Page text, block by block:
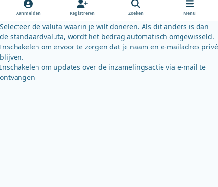
k
y
Aanmelden Registreren Zoeken Menu
Selecteer de valuta waarin je wilt doneren. Als dit anders is dan
de standaardvaluta, wordt het bedrag automatisch omgewisseld.
Inschakelen om ervoor te zorgen dat je naam en e-mailadres privé
blijven.
Inschakelen om updates over de inzamelingsactie via e-mail te
ontvangen.